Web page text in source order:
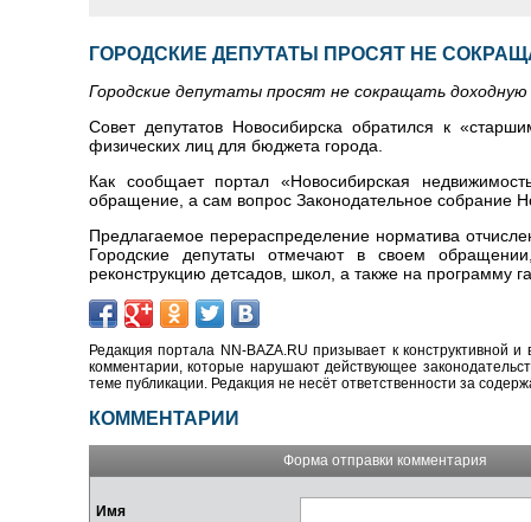
ГОРОДСКИЕ ДЕПУТАТЫ ПРОСЯТ НЕ
Городские депутаты просят не сокращать
Совет депутатов Новосибирска обратился к
физических лиц для бюджета города.
Как сообщает портал «Новосибирская
обращение, а сам вопрос Законодательное собрание
Предлагаемое перераспределение норматива
Городские депутаты отмечают в своем
реконструкцию детсадов, школ, а также на программу
Редакция портала NN-BAZA.RU призывает к конструктивной
комментарии, которые нарушают действующее
теме публикации. Редакция не несёт ответственности за
КОММЕНТАРИИ
Форма отправки комментария
Имя